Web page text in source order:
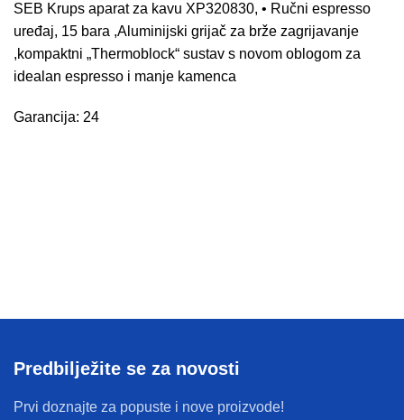
SEB Krups aparat za kavu XP320830, • Ručni espresso
uređaj, 15 bara ,Aluminijski grijač za brže zagrijavanje
,kompaktni „Thermoblock“ sustav s novom oblogom za
idealan espresso i manje kamenca
Garancija: 24
Predbilježite se za novosti
Prvi doznajte za popuste i nove proizvode!